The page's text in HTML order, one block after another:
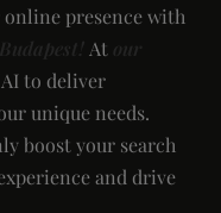
presence with
At
to deliver
unique needs.
boost your search
and drive